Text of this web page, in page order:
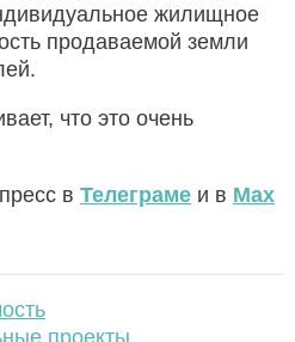
жилищное
продаваемой земли
что это очень
в Телеграме и в Max
проекты